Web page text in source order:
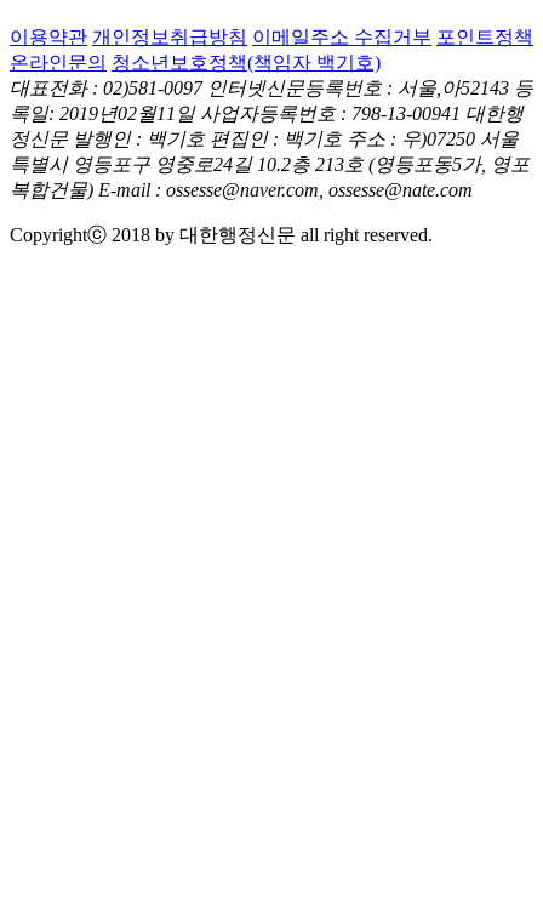
이용약관 개인정보취급방침 이메일주소 수집거부 포인트정책
온라인문의 청소년보호정책(책임자 백기호)
대표전화 : 02)581-0097 인터넷신문등록번호 : 서울,아52143 등
록일: 2019년02월11일 사업자등록번호 : 798-13-00941 대한행
정신문 발행인 : 백기호 편집인 : 백기호 주소 : 우)07250 서울
특별시 영등포구 영중로24길 10.2층 213호 (영등포동5가, 영포
복합건물) E-mail : ossesse@naver.com, ossesse@nate.com
Copyrightⓒ 2018 by 대한행정신문 all right reserved.